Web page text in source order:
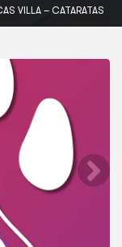
VILLA – CATARATAS